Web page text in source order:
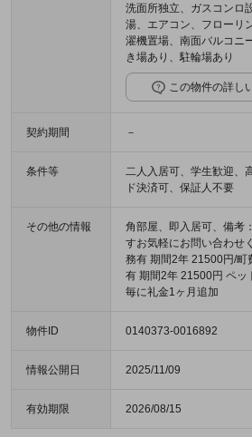
洗面所独立、ガスコンロ
湯、エアコン、フローリ
濯機置場、南面バルコニ
き場あり、駐輪場あり
この物件の詳し
契約期間 －
条件等
二人入居可、学生歓迎、
ド決済可、保証人不要
その他の情報
角部屋、即入居可、備考
すお気軽にお問い合わせ
務有 期間2年 21500円/町
有 期間2年 21500円 ペッ
毎に礼金1ヶ月追加
物件ID 0140373-0016892
情報公開日 2025/11/09
有効期限 2026/08/15